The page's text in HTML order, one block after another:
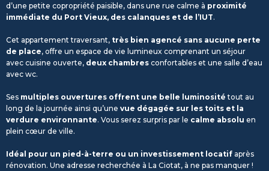
d’une petite copropriété paisible, dans une rue calme à proximité
immédiate du Port Vieux, des calanques et de l’IUT.
Cet appartement traversant, très bien agencé sans aucune perte
de place, offre un espace de vie lumineux comprenant un séjour
avec cuisine ouverte, deux chambres confortables et une salle d’eau
avec wc.
Ses multiples ouvertures offrent une belle luminosité tout au
long de la journée ainsi qu’une vue dégagée sur les toits et la
verdure environnante. Vous serez surpris par le calme absolu en
plein cœur de ville.
Idéal pour un pied-à-terre ou un investissement locatif après
rénovation. Une adresse recherchée à La Ciotat, à ne pas manquer !